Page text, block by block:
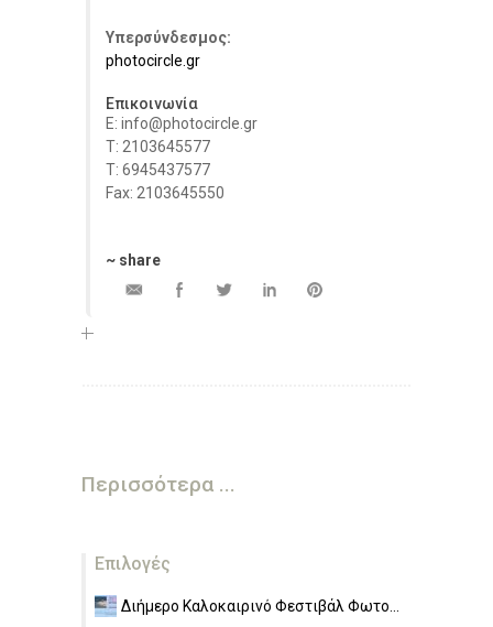
Υπερσύνδεσμος:
photocircle.gr
Επικοινωνία
E: info@photocircle.gr
Τ: 2103645577
Τ: 6945437577
Fax: 2103645550
~ share
Περισσότερα ...
Επιλογές
Διήμερο Καλοκαιρινό Φεστιβάλ Φωτο...